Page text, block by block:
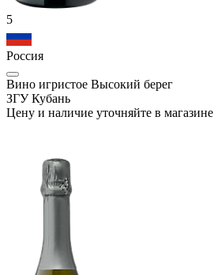
5
Россия
Вино игристое Высокий берег
ЗГУ Кубань
Цену и наличие уточняйте в магазине